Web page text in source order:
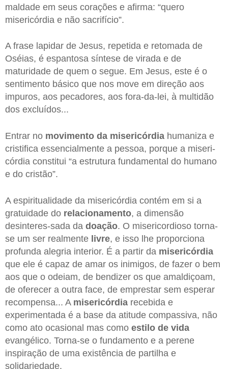
maldade em seus corações e afirma: “quero
misericórdia e não sacrifício”.
A frase lapidar de Jesus, repetida e retomada de
Oséias, é espantosa síntese de virada e de
maturidade de quem o segue. Em Jesus, este é o
sentimento básico que nos move em direção aos
impuros, aos pecadores, aos fora-da-lei, à multidão
dos excluídos...
Entrar no movimento da misericórdia humaniza e
cristifica essencialmente a pessoa, porque a miseri-
córdia constitui “a estrutura fundamental do humano
e do cristão”.
A espiritualidade da misericórdia contém em si a
gratuidade do relacionamento, a dimensão
desinteres-sada da doação. O misericordioso torna-
se um ser realmente livre, e isso lhe proporciona
profunda alegria interior. É a partir da misericórdia
que ele é capaz de amar os inimigos, de fazer o bem
aos que o odeiam, de bendizer os que amaldiçoam,
de oferecer a outra face, de emprestar sem esperar
recompensa... A misericórdia recebida e
experimentada é a base da atitude compassiva, não
como ato ocasional mas como estilo de vida
evangélico. Torna-se o fundamento e a perene
inspiração de uma existência de partilha e
solidariedade.